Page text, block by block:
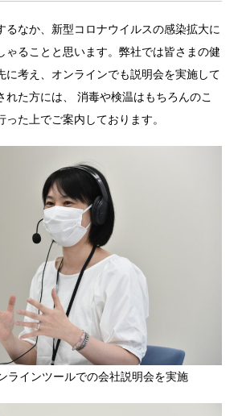
るなか、新型コロナウイルスの感染拡大に
ゃることと思います。弊社では皆さまの健
に考え、オンラインでも説明会を実施して
れた方には、 消毒や検温はもちろんのこ
た上でご案内しております。
ラインツールでの会社説明会を実施